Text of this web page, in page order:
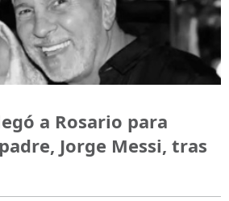
a Rosario para
Jorge Messi, tras